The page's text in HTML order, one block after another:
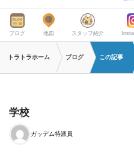
ブログ 地図 スタッフ紹介
トラトラホーム ブログ この記事
学校
ガッデム特派員